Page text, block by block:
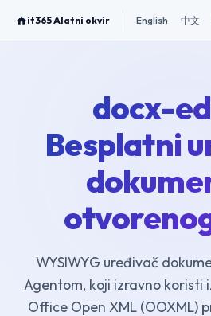
it365 Alatni okvir English 中文
docx-
Besplatni
WYSIWYG uređivač
Agentom, koji izravno koristi
Office Open XML (OOXML)